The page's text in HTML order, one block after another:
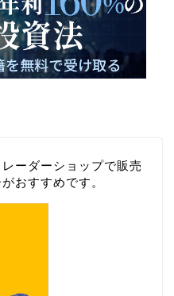
ーダーショップで販売
おすすめです。